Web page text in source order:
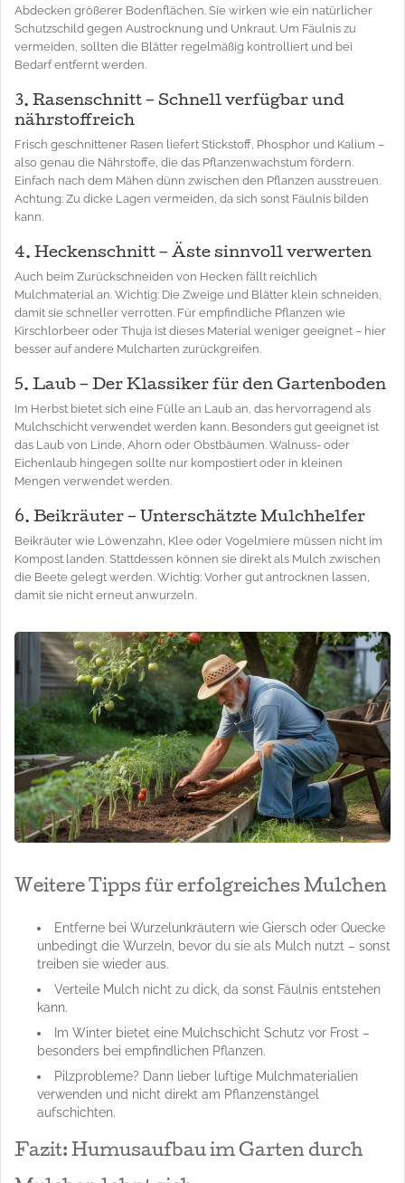
Abdecken größerer Bodenflächen. Sie wirken wie ein natürlicher
Schutzschild gegen Austrocknung und Unkraut. Um Fäulnis zu
vermeiden, sollten die Blätter regelmäßig kontrolliert und bei
Bedarf entfernt werden.
3. Rasenschnitt – Schnell verfügbar und
nährstoffreich
Frisch geschnittener Rasen liefert Stickstoff, Phosphor und Kalium –
also genau die Nährstoffe, die das Pflanzenwachstum fördern.
Einfach nach dem Mähen dünn zwischen den Pflanzen ausstreuen.
Achtung: Zu dicke Lagen vermeiden, da sich sonst Fäulnis bilden
kann.
4. Heckenschnitt – Äste sinnvoll verwerten
Auch beim Zurückschneiden von Hecken fällt reichlich
Mulchmaterial an. Wichtig: Die Zweige und Blätter klein schneiden,
damit sie schneller verrotten. Für empfindliche Pflanzen wie
Kirschlorbeer oder Thuja ist dieses Material weniger geeignet – hier
besser auf andere Mulcharten zurückgreifen.
5. Laub – Der Klassiker für den Gartenboden
Im Herbst bietet sich eine Fülle an Laub an, das hervorragend als
Mulchschicht verwendet werden kann. Besonders gut geeignet ist
das Laub von Linde, Ahorn oder Obstbäumen. Walnuss- oder
Eichenlaub hingegen sollte nur kompostiert oder in kleinen
Mengen verwendet werden.
6. Beikräuter – Unterschätzte Mulchhelfer
Beikräuter wie Löwenzahn, Klee oder Vogelmiere müssen nicht im
Kompost landen. Stattdessen können sie direkt als Mulch zwischen
die Beete gelegt werden. Wichtig: Vorher gut antrocknen lassen,
damit sie nicht erneut anwurzeln.
Weitere Tipps für erfolgreiches Mulchen
Entferne bei Wurzelunkräutern wie Giersch oder Quecke
unbedingt die Wurzeln, bevor du sie als Mulch nutzt – sonst
treiben sie wieder aus.
Verteile Mulch nicht zu dick, da sonst Fäulnis entstehen
kann.
Im Winter bietet eine Mulchschicht Schutz vor Frost –
besonders bei empfindlichen Pflanzen.
Pilzprobleme? Dann lieber luftige Mulchmaterialien
verwenden und nicht direkt am Pflanzenstängel
aufschichten.
Fazit: Humusaufbau im Garten durch